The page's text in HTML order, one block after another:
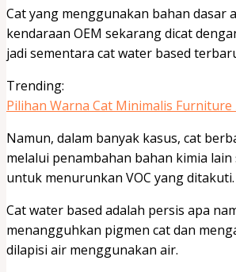
Cat yang menggunakan bahan dasar
kendaraan OEM sekarang dicat
jadi sementara cat water based
Trending:
Pilihan Warna Cat Minimalis Furniture
Namun, dalam banyak kasus, cat
melalui penambahan bahan kimia
untuk menurunkan VOC yang ditakuti.
Cat water based adalah persis apa
menangguhkan pigmen cat dan
dilapisi air menggunakan air.